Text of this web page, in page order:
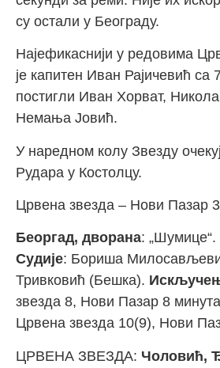
су остали у Београду.
Најефикаснији у редовима
је капитен Иван Рајичевић са
постигли Иван Хорват,
Немања Јовић.
У наредном колу Звезду
Рудара у Костолцу.
Црвена звезда – Нови Пазар
Беоргад, дворана: „Шумице“.
Судије: Бориша
Тривковић (Бешка).
звезда 8, Нови Пазар 8
Црвена звезда 10(9), Нови
ЦРВЕНА ЗВЕЗДА: Чоловић,